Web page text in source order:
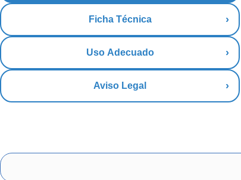
Ficha Técnica
Uso Adecuado
Aviso Legal